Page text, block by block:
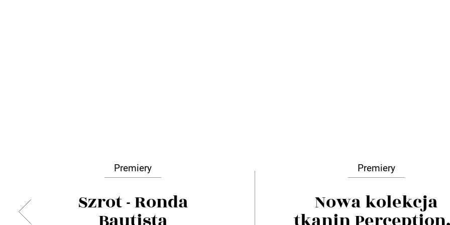
Premiery
Szrot - Ronda
Premiery
Nowa kolekcja